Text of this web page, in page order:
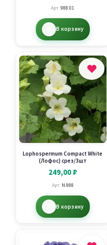
Арт:988.01
В корзину
Lophospermum Compact White
(Лофос) срез/3шт
249,00 ₽
Арт: N.988
В корзину